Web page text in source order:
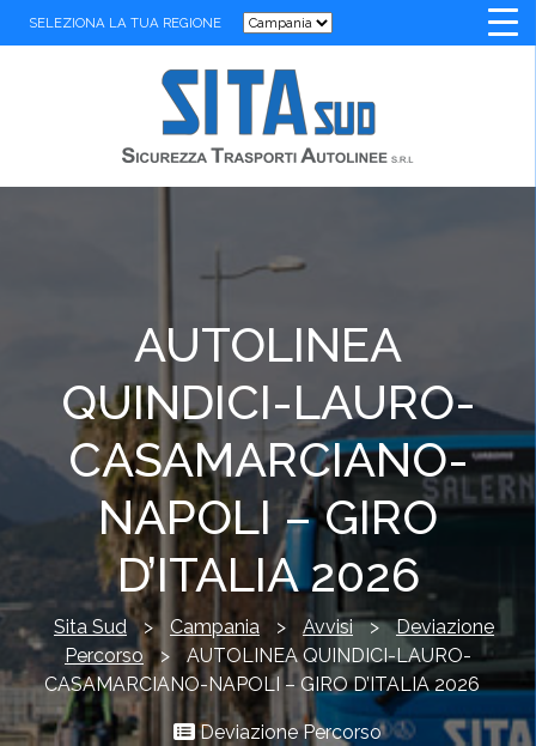
SELEZIONA LA TUA REGIONE
AUTOLINEA
QUINDICI-LAURO-
CASAMARCIANO-
NAPOLI – GIRO
D’ITALIA 2026
Sita Sud > Campania > Avvisi > Deviazione
Percorso >
AUTOLINEA QUINDICI-LAURO-
CASAMARCIANO-NAPOLI – GIRO D’ITALIA 2026
Deviazione Percorso